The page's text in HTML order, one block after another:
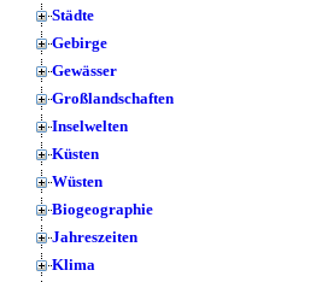
Städte
Gebirge
Gewässer
Großlandschaften
Inselwelten
Küsten
Wüsten
Biogeographie
Jahreszeiten
Klima